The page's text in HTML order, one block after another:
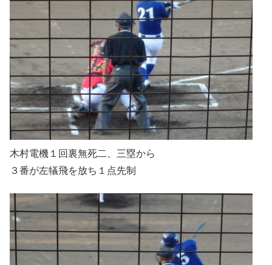
木村電機１回裏無死二、三塁から
３番が左犠飛を放ち１点先制